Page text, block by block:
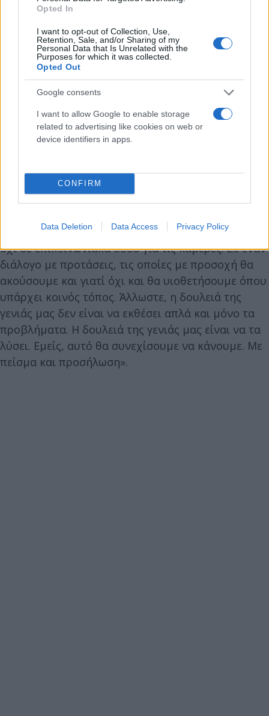
Opted In
I want to opt-out of Collection, Use,
Retention, Sale, and/or Sharing of my
Personal Data that Is Unrelated with the
Purposes for which it was collected.
Opted Out
Google consents
I want to allow Google to enable storage
related to advertising like cookies on web or
device identifiers in apps.
CONFIRM
Data Deletion Data Access Privacy Policy
– Οριζόντια αύξηση μισθών για το εκπαιδευτικό
προσωπικό» αναφέρει η κ. Μιχαηλίδου στην
ανάρτησή της και προσθέτει:
ακόμη πιο εξωστρεφούς και συμπεριληπτικού
σχολείου, στο οποίο έχει θέση και εξελίσσεται κάθε
εποικοδομητικό διάλογο με την αντιπολίτευση και
όχι σε επικοινωνιακά σόου για τις κάμερες. Σε έναν
διάλογο με προτάσεις, τις οποίες με προσοχή θα
ακούσουμε και γιατί όχι και θα υιοθετήσουμε όπου
υπάρχει κοινός τόπος. Άλλωστε, η δουλειά της
γενιάς μας δεν είναι να εκθέσει απλά και μόνο τα
προβλήματα. Η δουλειά της γενιάς μας είναι να τα
λύσει. Εμείς, αυτό θα συνεχίσουμε να κάνουμε. Με
πείσμα και προσήλωση».